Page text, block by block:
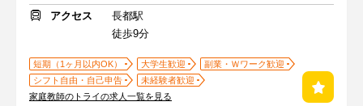
アクセス
長都駅
徒歩9分
短期（1ヶ月以内OK） 大学生歓迎
副業・Ｗワーク歓迎
シフト自由・自己申告
未経験者歓迎
家庭教師のトライの求人一覧を見る